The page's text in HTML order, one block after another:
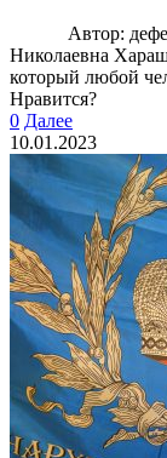
Автор:
Николаевна
который любой
Нравится?
0 Далее
10.01.2023